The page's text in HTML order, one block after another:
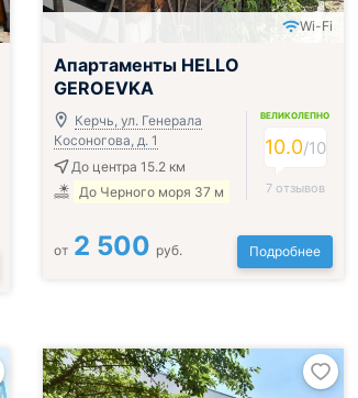
Wi-Fi
Апартаменты HELLO
GEROEVKA
Керчь, ул. Генерала
Косоногова, д. 1
До центра 15.2 км
До Черного моря 37 м
ВЕЛИКОЛЕПНО
10.0/10
7 отзывов
от 2 500 руб. Подробнее